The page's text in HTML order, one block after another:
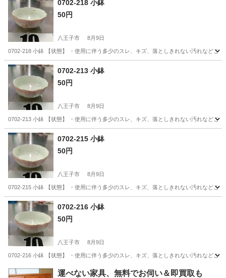
0702-218 小鉢
50円
八王子市 8月9日
0702-218 小鉢 【状態】 ・使用に伴う多少のスレ、キズ、落としきれない汚れなど
東京 八王子市 小鉢
0702-213 小鉢
50円
八王子市 8月9日
0702-213 小鉢 【状態】 ・使用に伴う多少のスレ、キズ、落としきれない汚れなど
東京 八王子市 小鉢
0702-215 小鉢
50円
八王子市 8月9日
0702-215 小鉢 【状態】 ・使用に伴う多少のスレ、キズ、落としきれない汚れなど
東京 八王子市 小鉢
0702-216 小鉢
50円
八王子市 8月9日
0702-216 小鉢 【状態】 ・使用に伴う多少のスレ、キズ、落としきれない汚れなど
東京 八王子市 食器 小鉢
運べない家具、無料でお伺い＆即買取も